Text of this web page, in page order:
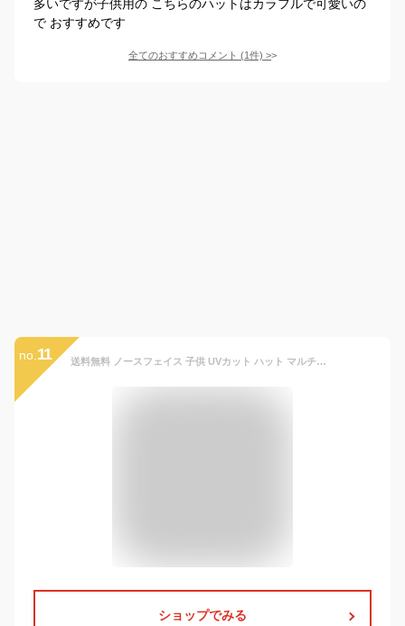
多いですが子供用の こちらのハットはカラフルで可愛いの
で おすすめです
全てのおすすめコメント (1件) >
no. 11 送料無料 ノースフェイス 子供 UVカット ハット マルチカラー THE NORTH FACE Kids Grand Horizon Hat キッズ グランド ホライゾン ハット 帽子 2024春夏新色 NNJ02309 子供 紫外線 日差し防止
ショップでみる